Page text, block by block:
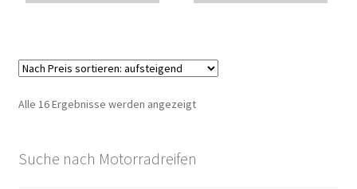
Alle 16 Ergebnisse werden angezeigtNach
aufsteigend
Suche nach Motorradreifen